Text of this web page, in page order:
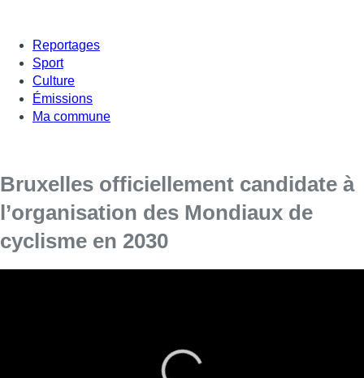
Reportages
Sport
Culture
Émissions
Ma commune
Bruxelles officiellement candidate à
l’organisation des Mondiaux de
cyclisme en 2030
C’est officiel : comme nous vous l’annoncions en février